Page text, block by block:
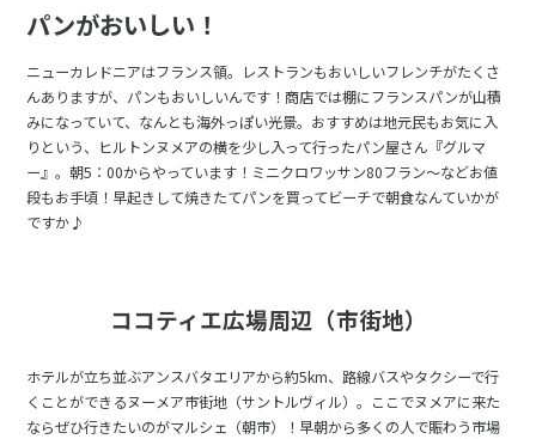
パンがおいしい！
ニューカレドニアはフランス領。レストランもおいしいフレンチがたくさ
んありますが、パンもおいしいんです！商店では棚にフランスパンが山積
みになっていて、なんとも海外っぽい光景。おすすめは地元民もお気に入
りという、ヒルトンヌメアの横を少し入って行ったパン屋さん『グルマ
ー』。朝5：00からやっています！ミニクロワッサン80フラン～などお値
段もお手頃！早起きして焼きたてパンを買ってビーチで朝食なんていかが
ですか♪
ココティエ広場周辺（市街地）
ホテルが立ち並ぶアンスバタエリアから約5km、路線バスやタクシーで行
くことができるヌーメア市街地（サントルヴィル）。ここでヌメアに来た
ならぜひ行きたいのがマルシェ（朝市）！早朝から多くの人で賑わう市場